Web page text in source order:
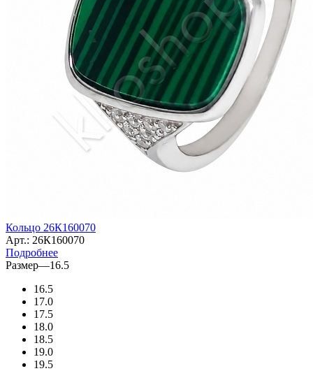
Кольцо 26К160070
Арт.: 26К160070
Подробнее
Размер—16.5
16.5
17.0
17.5
18.0
18.5
19.0
19.5